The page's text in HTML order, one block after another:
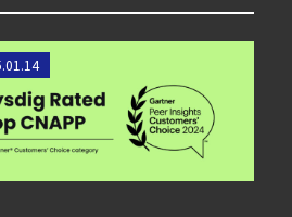
が Gartner® Voice of
の「Customers' Choice
Native Application
Platform」に選出され